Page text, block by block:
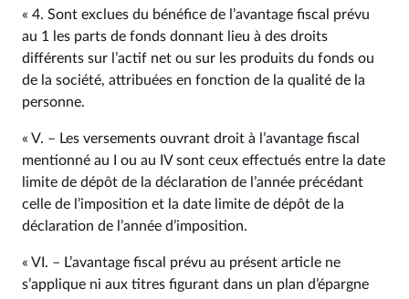
« 4. Sont exclues du bénéfice de l’avantage fiscal prévu
au 1 les parts de fonds donnant lieu à des droits
différents sur l’actif net ou sur les produits du fonds ou
de la société, attribuées en fonction de la qualité de la
personne.
« V. – Les versements ouvrant droit à l’avantage fiscal
mentionné au I ou au IV sont ceux effectués entre la date
limite de dépôt de la déclaration de l’année précédant
celle de l’imposition et la date limite de dépôt de la
déclaration de l’année d’imposition.
« VI. – L’avantage fiscal prévu au présent article ne
s’applique ni aux titres figurant dans un plan d’épargne